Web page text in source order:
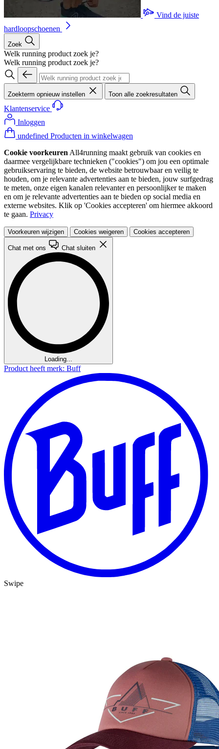
Vind de juiste
hardloopschoenen
Zoek
Welk running product zoek je?
Welk running product zoek je?
Zoekterm opnieuw instellen Toon alle zoekresultaten
Klantenservice
Inloggen
undefined Producten in winkelwagen
Cookie voorkeuren All4running maakt gebruik van cookies en
daarmee vergelijkbare technieken ("cookies") om jou een optimale
gebruikservaring te bieden, de website betrouwbaar en veilig te
houden, om je relevante advertenties aan te bieden, jouw surfgedrag
te meten, onze eigen kanalen relevanter en persoonlijker te maken
en om je relevante advertenties aan te bieden op social media en
externe websites. Klik op 'Cookies accepteren' om hiermee akkoord
te gaan. Privacy
Voorkeuren wijzigen Cookies weigeren Cookies accepteren
Chat met ons Chat sluiten
Loading...
Product heeft merk: Buff
Swipe